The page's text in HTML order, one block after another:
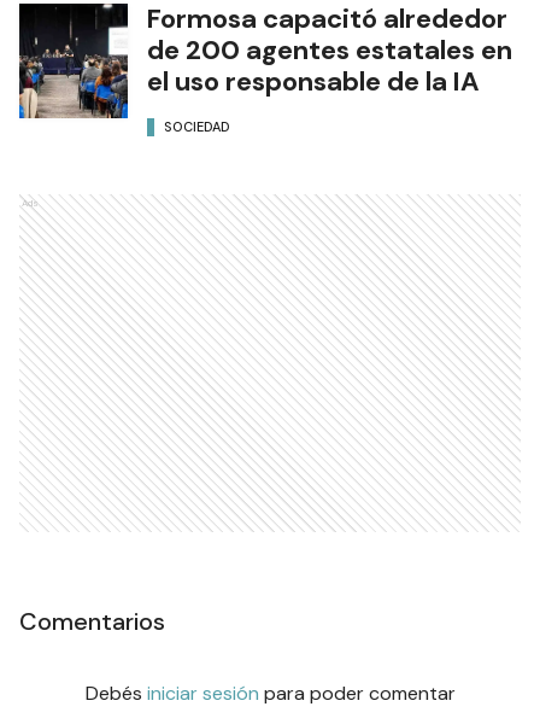
Formosa capacitó alrededor
de 200 agentes estatales en
el uso responsable de la IA
SOCIEDAD
Ads
Comentarios
Debés iniciar sesión para poder comentar